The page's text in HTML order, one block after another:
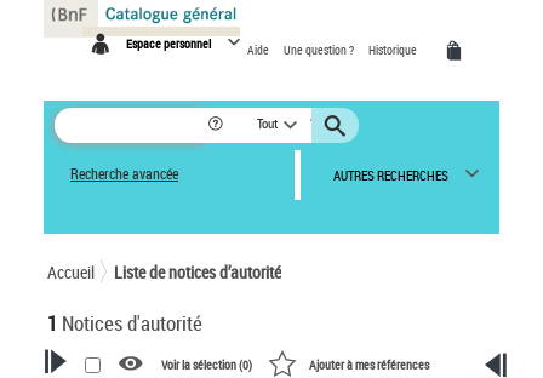
Espace personnel Aide Une question ? Historique
Tout
Recherche avancée AUTRES RECHERCHES
Accueil Liste de notices d’autorité
1 Notices d'autorité
Voir la sélection (0) Ajouter à mes références
Panneau de gestion des cookies